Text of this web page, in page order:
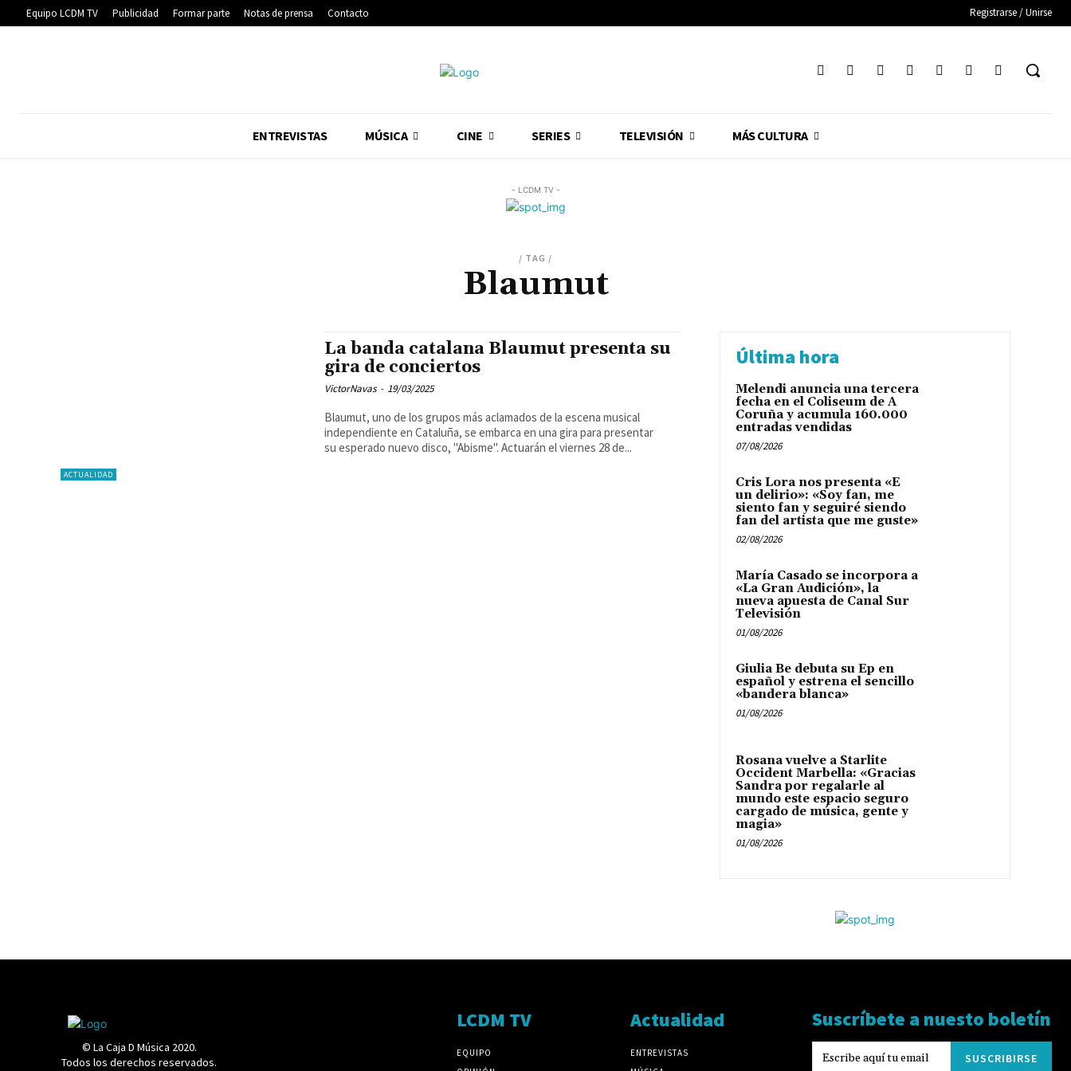
Equipo LCDM TV Publicidad Formar parte Notas de prensa Contacto Registrarse / Unirse
ENTREVISTAS MÚSICA CINE SERIES TELEVISIÓN MÁS CULTURA
- LCDM TV -
/ TAG /
Blaumut
ACTUALIDAD
La banda catalana Blaumut presenta su
gira de conciertos
VictorNavas - 19/03/2025
Blaumut, uno de los grupos más aclamados de la escena musical
independiente en Cataluña, se embarca en una gira para presentar
su esperado nuevo disco, "Abisme". Actuarán el viernes 28 de...
Última hora
Melendi anuncia una tercera
fecha en el Coliseum de A
Coruña y acumula 160.000
entradas vendidas
07/08/2026
Cris Lora nos presenta «E
un delirio»: «Soy fan, me
siento fan y seguiré siendo
fan del artista que me guste»
02/08/2026
María Casado se incorpora a
«La Gran Audición», la
nueva apuesta de Canal Sur
Televisión
01/08/2026
Giulia Be debuta su Ep en
español y estrena el sencillo
«bandera blanca»
01/08/2026
Rosana vuelve a Starlite
Occident Marbella: «Gracias
Sandra por regalarle al
mundo este espacio seguro
cargado de música, gente y
magia»
01/08/2026
© La Caja D Música 2020.
Todos los derechos reservados.
LCDM TV
EQUIPO
Actualidad
ENTREVISTAS
Suscríbete a nuesto boletín
SUSCRIBIRSE